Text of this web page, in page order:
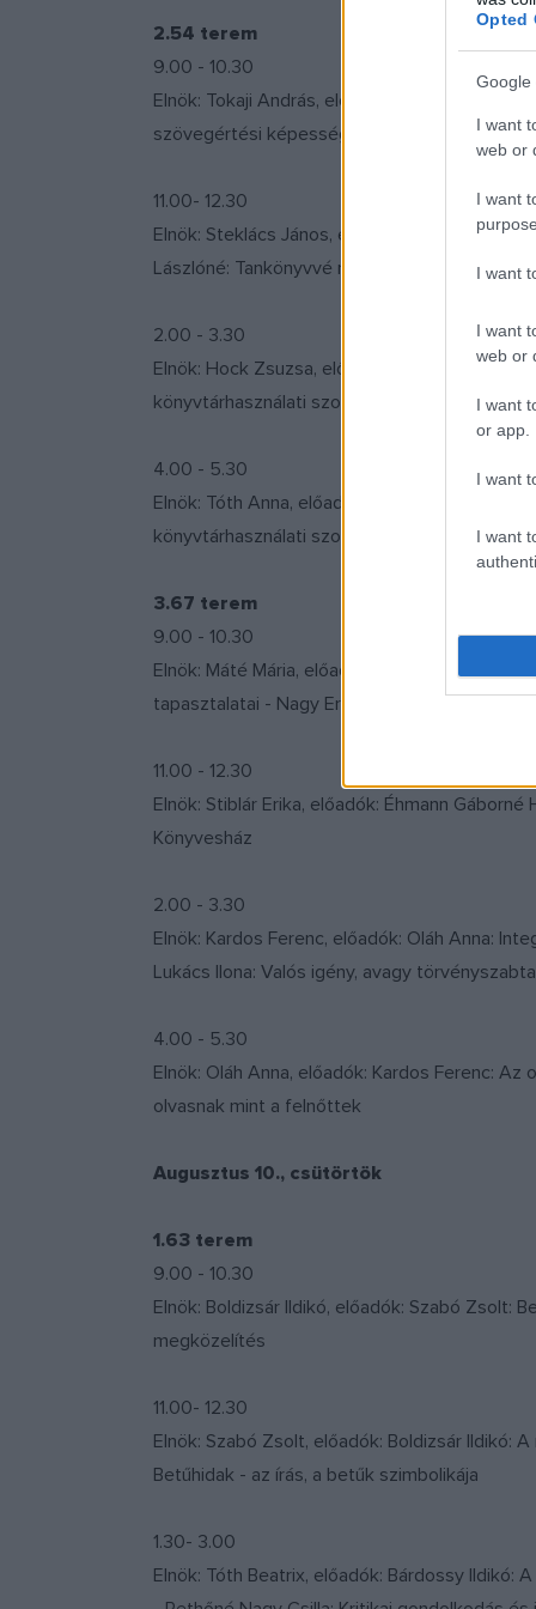
Opted
Google
I want
web or
I want
I want
I want
web or
I want
or app.
I want
I want
2.54 terem
9.00 - 10.30
Elnök: Tokaji András, előadók: Gereben
szövegértési képesség kialakulását
11.00- 12.30
Elnök: Steklács János, előadók: Tokaji
Lászlóné: Tankönyvvé nyilvánítás
2.00 - 3.30
Elnök: Hock Zsuzsa, előadók: Máté Mária:
könyvtárhasználati szokásai
4.00 - 5.30
Elnök: Tóth Anna, előadók: W. Diera
könyvtárhasználati szokások 50 év távlatában
3.67 terem
9.00 - 10.30
Elnök: Máté Mária, előadók: Hock
tapasztalatai - Nagy Erzsébet Viktória:
11.00 - 12.30
Elnök: Stiblár Erika, előadók: Éhmann
Könyvesház
2.00 - 3.30
Elnök: Kardos Ferenc, előadók: Oláh Anna:
Lukács Ilona: Valós igény, avagy
4.00 - 5.30
Elnök: Oláh Anna, előadók: Kardos Ferenc:
olvasnak mint a felnőttek
Augusztus 10., csütörtök
1.63 terem
9.00 - 10.30
Elnök: Boldizsár Ildikó, előadók: Szabó Zsolt:
megközelítés
11.00- 12.30
Elnök: Szabó Zsolt, előadók: Boldizsár Ildikó:
Betűhidak - az írás, a betűk szimbolikája
1.30- 3.00
Elnök: Tóth Beatrix, előadók: Bárdossy Ildikó: